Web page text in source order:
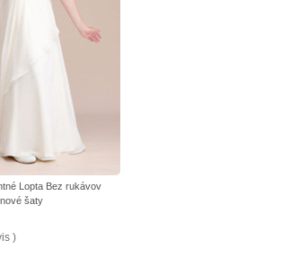
Lopta Bez rukávov
šaty
)